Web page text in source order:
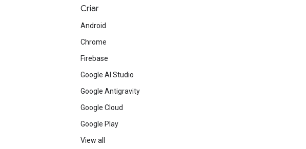
Criar
Android
Chrome
Firebase
Google AI Studio
Google Antigravity
Google Cloud
Google Play
View all